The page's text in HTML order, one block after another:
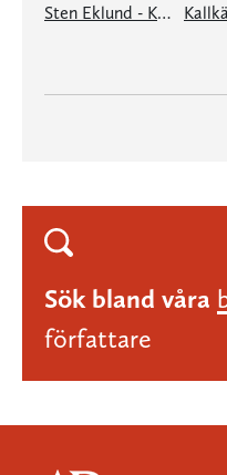
Sten Eklund - Kullahusets hemlighet
Sök bland våra
författare